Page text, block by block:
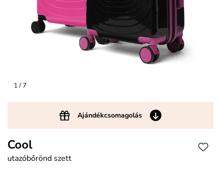
1/ 7
Ajándékcsomagolás
Cool
utazóbőrönd szett